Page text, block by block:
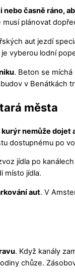
časně ráno,
plánovat
aut jezdí
vyberou lodní
. Beton se
v Benátkách
města
nemůže dojet
dostupnému po
jídla po
místo jídla.
aut. V
. Když kanály
chůze.